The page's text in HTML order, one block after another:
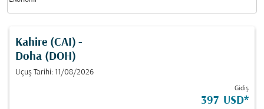
Kabin Sınıfı option Ekonomi Selected
Kahire (CAI) -
Doha (DOH)
Uçuş Tarihi: 11/08/2026
Gidiş
397 USD*